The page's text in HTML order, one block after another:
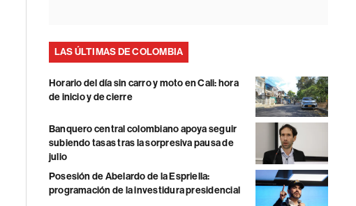
LAS ÚLTIMAS DE COLOMBIA
Horario del día sin carro y moto en Cali: hora
de inicio y de cierre
Banquero central colombiano apoya seguir
subiendo tasas tras la sorpresiva pausa de
julio
Posesión de Abelardo de la Espriella:
programación de la investidura presidencial